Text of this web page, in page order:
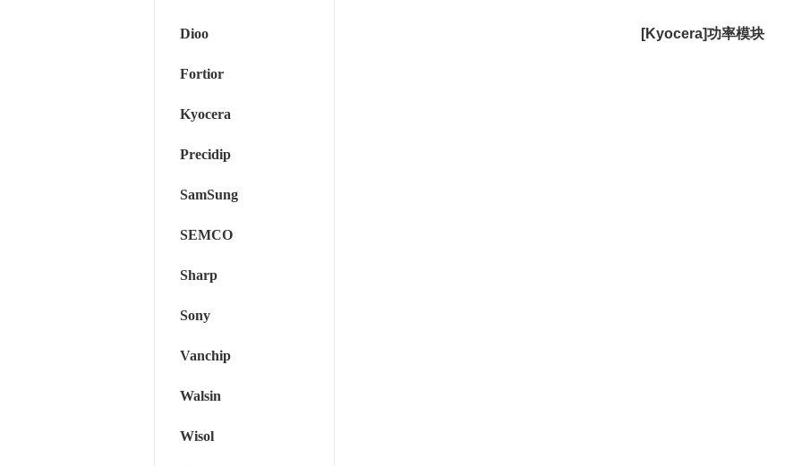
Dioo
Fortior
Kyocera
Precidip
SamSung
SEMCO
Sharp
Sony
Vanchip
Walsin
Wisol
[Kyocera]功率模块